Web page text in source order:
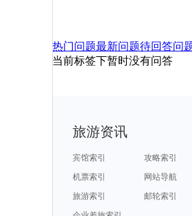
热门问题最新问题待回答问
当前标签下暂时没有问答
旅游资讯
宾馆索引
攻略索引
机票索引
网站导航
旅游索引
邮轮索引